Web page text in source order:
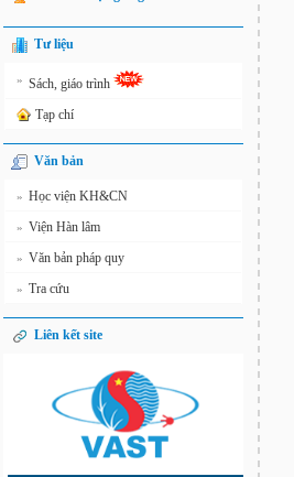
Tư liệu
» Sách, giáo trình
Tạp chí
Văn bản
» Học viện KH&CN
» Viện Hàn lâm
» Văn bản pháp quy
» Tra cứu
Liên kết site